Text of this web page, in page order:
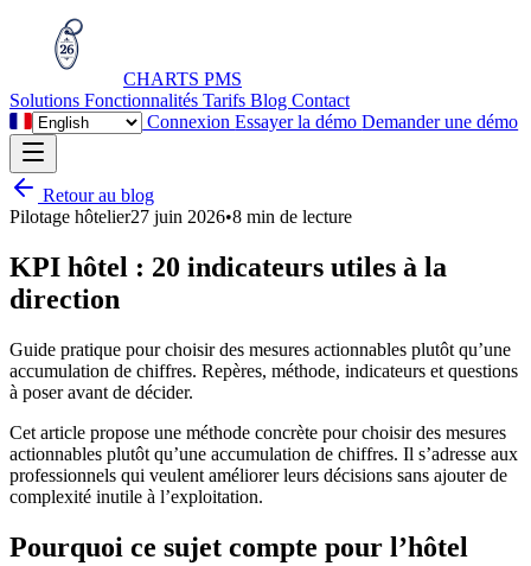
CHARTS PMS
Solutions Fonctionnalités Tarifs Blog Contact
ConnexionEssayer la démoDemander une démo
Retour au blog
Pilotage hôtelier27 juin 2026•8 min de lecture
KPI hôtel : 20 indicateurs utiles à la
direction
Guide pratique pour choisir des mesures actionnables plutôt qu’une
accumulation de chiffres. Repères, méthode, indicateurs et questions
à poser avant de décider.
Cet article propose une méthode concrète pour choisir des mesures
actionnables plutôt qu’une accumulation de chiffres. Il s’adresse aux
professionnels qui veulent améliorer leurs décisions sans ajouter de
complexité inutile à l’exploitation.
Pourquoi ce sujet compte pour l’hôtel